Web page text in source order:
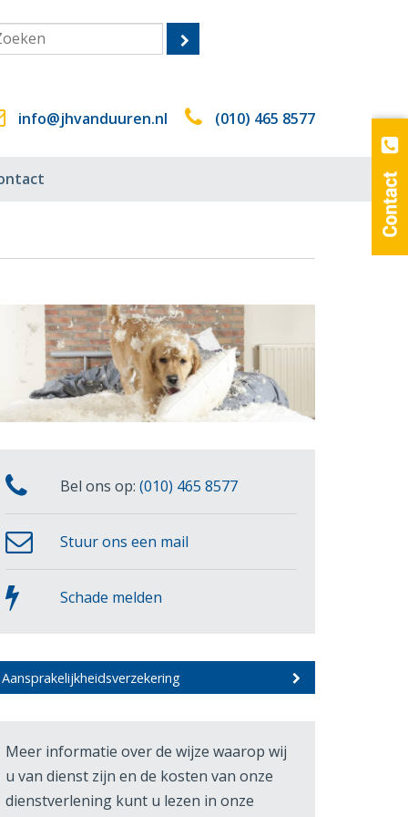
info@jhvanduuren.nl (010) 465 8577
Bel ons op: (010) 465 8577
Stuur ons een mail
Schade melden
Aansprakelijkheidsverzekering
Meer informatie over de wijze waarop wij
u van dienst zijn en de kosten van onze
dienstverlening kunt u lezen in onze